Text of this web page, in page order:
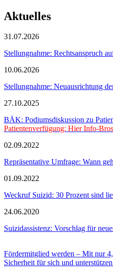
Aktuelles
31.07.2026
Stellungnahme: Rechtsanspruch
10.06.2026
Stellungnahme: Neuausrichtung
27.10.2025
BÄK: Podiumsdiskussion zu
Patientenverfügung: Hier Info-
02.09.2022
Repräsentative Umfrage: Wann
01.09.2022
Weckruf Suizid: 30 Prozent sind
24.06.2020
Suizidassistenz: Vorschlag für
Fördermitglied werden – Mit nur
Sicherheit für sich und